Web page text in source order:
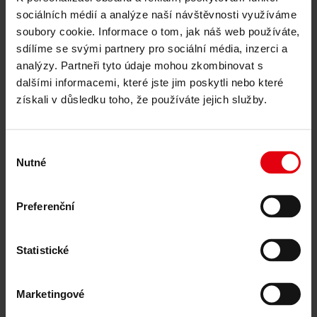
sociálních médií a analýze naší návštěvnosti využíváme
soubory cookie. Informace o tom, jak náš web používáte,
sdílíme se svými partnery pro sociální média, inzerci a
analýzy. Partneři tyto údaje mohou zkombinovat s
dalšími informacemi, které jste jim poskytli nebo které
získali v důsledku toho, že používáte jejich služby.
souhlasu
Nutné
Preferenční
Statistické
Marketingové
O nás
Kariéra
Novinky & Události
Kontakty
Reference
Praha
Koordinace dostavby sídla pro prestižní instituci EUSPA v rámci
Investor